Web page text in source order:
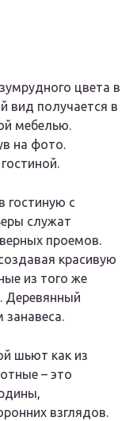
цвета в
вид получается в
мебелью.
на фото.
гостиную с
служат
проемов.
красивую
из того же
Деревянный
шьют как из
– это
взглядов.